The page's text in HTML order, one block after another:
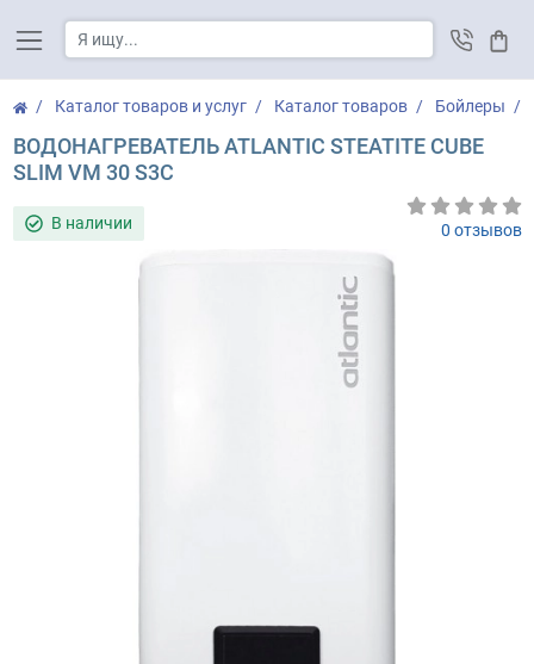
Каталог товаров и услуг Каталог товаров Бойлеры
ВОДОНАГРЕВАТЕЛЬ ATLANTIC STEATITE CUBE
SLIM VM 30 S3C
В наличии 0 отзывов